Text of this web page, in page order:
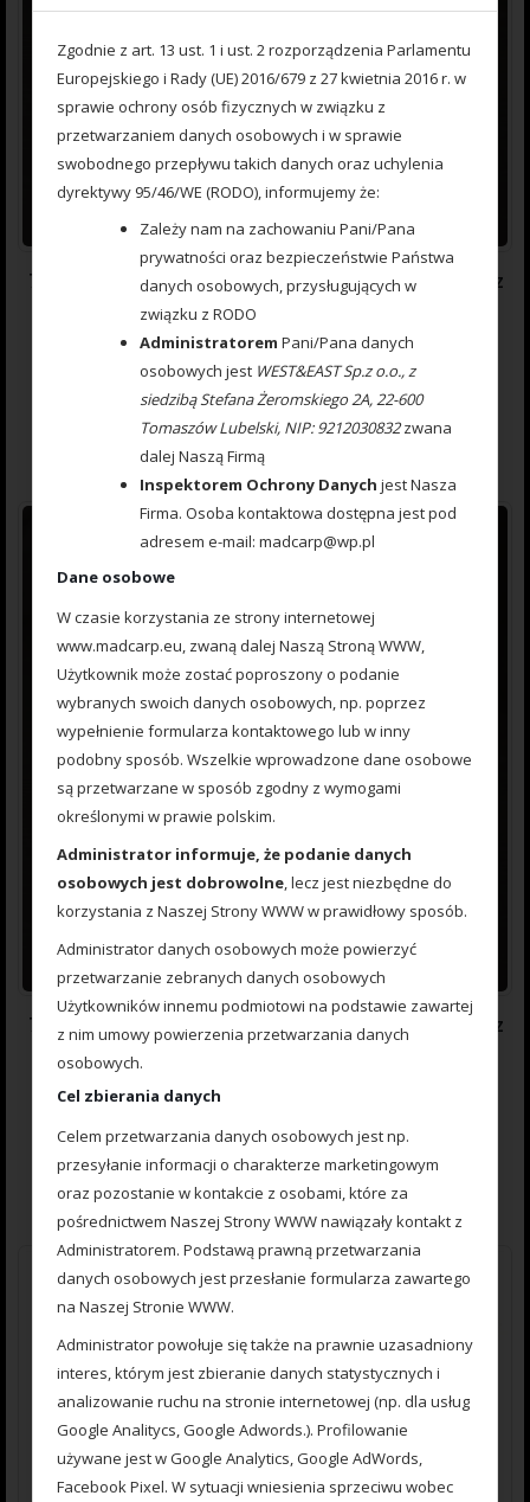
777 000 263 Koszyczek Method Feeder Premium nr.4 35gr z
foremką
out
5
15.00zł
Dodaj do koszyka
777 000 264 Koszyczek Method Feeder Premium nr.4 45gr z
foremką
0
out
of
5
15.00zł
Zgodnie z art. 13 ust. 1 i ust. 2 rozporządzenia Parlamentu
Europejskiego i Rady (UE) 2016/679 z 27 kwietnia 2016 r. w
sprawie ochrony osób fizycznych w związku z
przetwarzaniem danych osobowych i w sprawie
swobodnego przepływu takich danych oraz uchylenia
dyrektywy 95/46/WE (RODO), informujemy że:
Zależy nam na zachowaniu Pani/Pana
prywatności oraz bezpieczeństwie Państwa
danych osobowych, przysługujących w
związku z RODO
Administratorem Pani/Pana danych
osobowych jest WEST&EAST Sp.z o.o., z
siedzibą Stefana Żeromskiego 2A, 22-600
Tomaszów Lubelski, NIP: 9212030832zwana
dalej Naszą Firmą
Inspektorem Ochrony Danych jest Nasza
Firma. Osoba kontaktowa dostępna jest pod
adresem e-mail: madcarp@wp.pl
Dane osobowe
W czasie korzystania ze strony internetowej
www.madcarp.eu, zwaną dalej Naszą Stroną WWW,
Użytkownik może zostać poproszony o podanie
wybranych swoich danych osobowych, np. poprzez
wypełnienie formularza kontaktowego lub w inny
podobny sposób. Wszelkie wprowadzone dane osobowe
są przetwarzane w sposób zgodny z wymogami
określonymi w prawie polskim.
Administrator informuje, że podanie danych
osobowych jest dobrowolne, lecz jest niezbędne do
korzystania z Naszej Strony WWW w prawidłowy sposób.
Administrator danych osobowych może powierzyć
przetwarzanie zebranych danych osobowych
Użytkowników innemu podmiotowi na podstawie zawartej
z nim umowy powierzenia przetwarzania danych
osobowych.
Cel zbierania danych
Celem przetwarzania danych osobowych jest np.
przesyłanie informacji o charakterze marketingowym
oraz pozostanie w kontakcie z osobami, które za
pośrednictwem Naszej Strony WWW nawiązały kontakt z
Administratorem. Podstawą prawną przetwarzania
danych osobowych jest przesłanie formularza zawartego
na Naszej Stronie WWW.
Administrator powołuje się także na prawnie uzasadniony
interes, którym jest zbieranie danych statystycznych i
analizowanie ruchu na stronie internetowej (np. dla usług
Google Analitycs, Google Adwords.). Profilowanie
używane jest w Google Analytics, Google AdWords,
Facebook Pixel. W sytuacji wniesienia sprzeciwu wobec